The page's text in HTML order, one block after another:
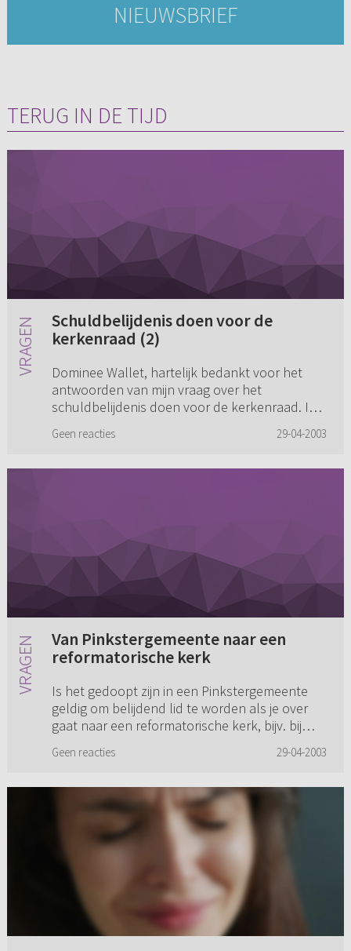
NIEUWSBRIEF
TERUG IN DE TIJD
Schuldbelijdenis doen voor de
kerkenraad (2)
Dominee Wallet, hartelijk bedankt voor het
antwoorden van mijn vraag over het
schuldbelijdenis doen voor de kerkenraad. Ik
gegevens over schuldbelijdenis in de...
Geen reacties 29-04-2003
Van Pinkstergemeente naar een
reformatorische kerk
Is het gedoopt zijn in een Pinkstergemeente
geldig om belijdend lid te worden als je over
gaat naar een reformatorische kerk, bijv. bij
Pinkstergemeenten hetzelfde is a...
Geen reacties 29-04-2003